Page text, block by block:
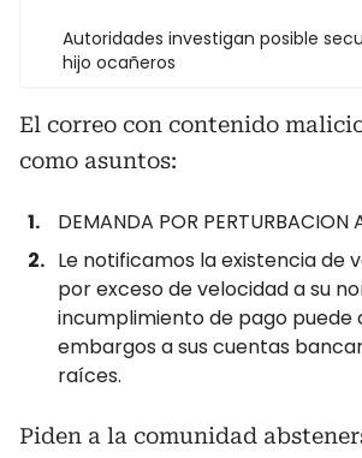
Autoridades investigan posible
hijo ocañeros
El correo con contenido
como asuntos:
DEMANDA POR PERTURBACION
Le notificamos la existencia de
por exceso de velocidad a su
incumplimiento de pago puede
embargos a sus cuentas
raíces.
Piden a la comunidad